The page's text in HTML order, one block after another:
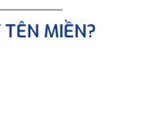
MIỀN?